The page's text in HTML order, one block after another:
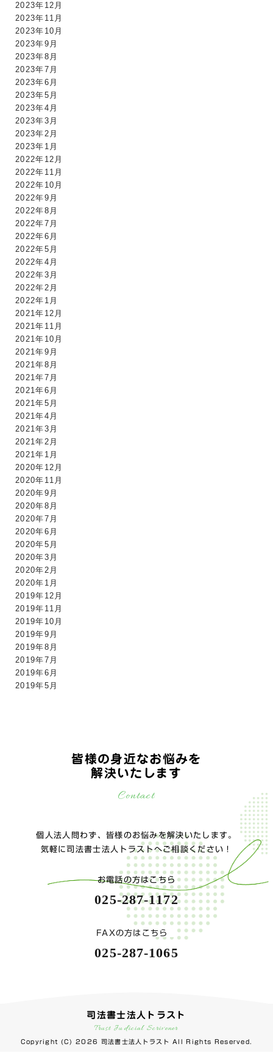
2023年12月
2023年11月
2023年10月
2023年9月
2023年8月
2023年7月
2023年6月
2023年5月
2023年4月
2023年3月
2023年2月
2023年1月
2022年12月
2022年11月
2022年10月
2022年9月
2022年8月
2022年7月
2022年6月
2022年5月
2022年4月
2022年3月
2022年2月
2022年1月
2021年12月
2021年11月
2021年10月
2021年9月
2021年8月
2021年7月
2021年6月
2021年5月
2021年4月
2021年3月
2021年2月
2021年1月
2020年12月
2020年11月
2020年9月
2020年8月
2020年7月
2020年6月
2020年5月
2020年3月
2020年2月
2020年1月
2019年12月
2019年11月
2019年10月
2019年9月
2019年8月
2019年7月
2019年6月
2019年5月
皆様の身近なお悩みを
解決いたします
Contact
個人法人問わず、皆様のお悩みを解決いたします。
気軽に司法書士法人トラストへご相談ください！
お電話の方はこちら
025-287-1172
FAXの方はこちら
025-287-1065
司法書士法人トラスト
Trust Judicial Scrivener
Copyright (C) 2026 司法書士法人トラスト All Rights Reserved.